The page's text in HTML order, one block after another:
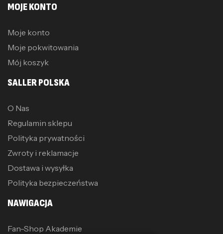
MOJE KONTO
Moje konto
Moje pokwitowania
Mój koszyk
SALLER POLSKA
O Nas
Regulamin sklepu
Polityka prywatności
Zwroty i reklamacje
Dostawa i wysyłka
Polityka bezpieczeństwa
NAWIGACJA
Fan-Shop Akademie